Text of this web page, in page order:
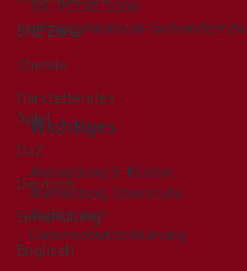
BNE Ziele
Chemie
Darstellendes
Spiel
DaZ
Deutsch
Einschulung
Englisch
Tel. 05145 1000
info@gymnasium-lachendorf.de
Wichtiges
Anmeldung 5. Klasse
Anmeldung Oberstufe
Impressum
Datenschutzerklärung